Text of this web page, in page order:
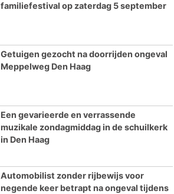
familiefestival op zaterdag 5 september
Getuigen gezocht na doorrijden ongeval
Meppelweg Den Haag
Een gevarieerde en verrassende
muzikale zondagmiddag in de schuilkerk
in Den Haag
Automobilist zonder rijbewijs voor
negende keer betrapt na ongeval tijdens